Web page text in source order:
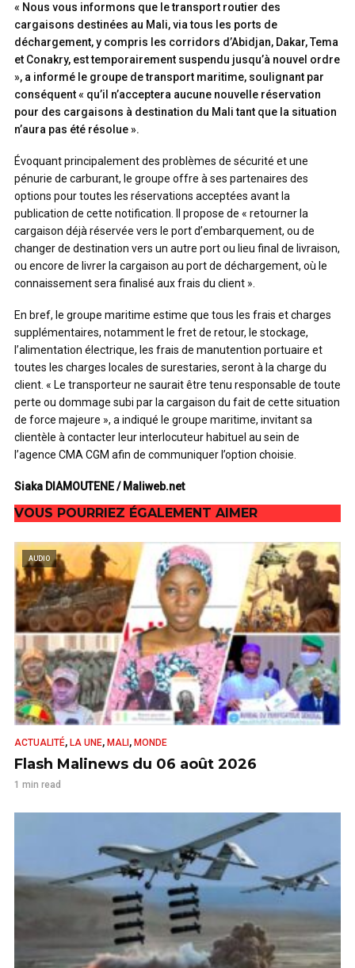
« Nous vous informons que le transport routier des
cargaisons destinées au Mali, via tous les ports de
déchargement, y compris les corridors d’Abidjan, Dakar, Tema
et Conakry, est temporairement suspendu jusqu’à nouvel ordre
», a informé le groupe de transport maritime, soulignant par
conséquent « qu’il n’acceptera aucune nouvelle réservation
pour des cargaisons à destination du Mali tant que la situation
n’aura pas été résolue ».
Évoquant principalement des problèmes de sécurité et une
pénurie de carburant, le groupe offre à ses partenaires des
options pour toutes les réservations acceptées avant la
publication de cette notification. Il propose de « retourner la
cargaison déjà réservée vers le port d’embarquement, ou de
changer de destination vers un autre port ou lieu final de livraison,
ou encore de livrer la cargaison au port de déchargement, où le
connaissement sera finalisé aux frais du client ».
En bref, le groupe maritime estime que tous les frais et charges
supplémentaires, notamment le fret de retour, le stockage,
l’alimentation électrique, les frais de manutention portuaire et
toutes les charges locales de surestaries, seront à la charge du
client. « Le transporteur ne saurait être tenu responsable de toute
perte ou dommage subi par la cargaison du fait de cette situation
de force majeure », a indiqué le groupe maritime, invitant sa
clientèle à contacter leur interlocuteur habituel au sein de
l’agence CMA CGM afin de communiquer l’option choisie.
Siaka DIAMOUTENE / Maliweb.net
VOUS POURRIEZ ÉGALEMENT AIMER
AUDIO
ACTUALITÉ, LA UNE, MALI , MONDE
Flash Malinews du 06 août 2026
1 min read